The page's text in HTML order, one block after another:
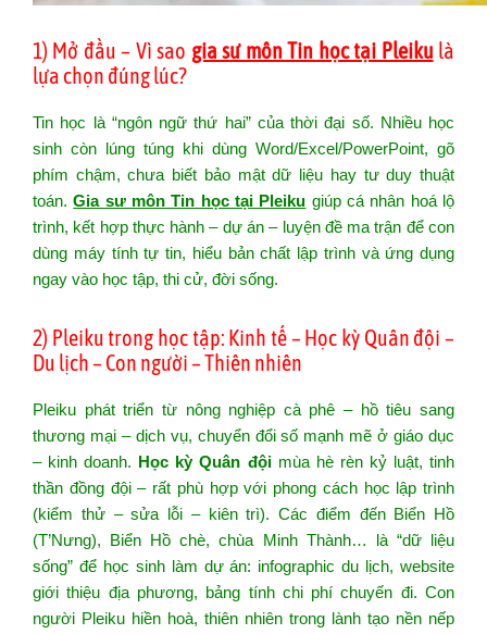
1) Mở đầu – Vì sao gia sư môn Tin học tại Pleiku là
lựa chọn đúng lúc?
Tin học là “ngôn ngữ thứ hai” của thời đại số. Nhiều học
sinh còn lúng túng khi dùng Word/Excel/PowerPoint, gõ
phím chậm, chưa biết bảo mật dữ liệu hay tư duy thuật
toán.Gia sư môn Tin học tại Pleiku giúp cá nhân hoá lộ
trình, kết hợp thực hành – dự án – luyện đề ma trận để con
dùng máy tính tự tin, hiểu bản chất lập trình và ứng dụng
ngay vào học tập, thi cử, đời sống.
2) Pleiku trong học tập: Kinh tế – Học kỳ Quân đội –
Du lịch – Con người – Thiên nhiên
Pleiku phát triển từ nông nghiệp cà phê – hồ tiêu sang
thương mại – dịch vụ, chuyển đổi số mạnh mẽ ở giáo dục
– kinh doanh. Học kỳ Quân độimùa hè rèn kỷ luật, tinh
thần đồng đội – rất phù hợp với phong cách học lập trình
(kiểm thử – sửa lỗi – kiên trì). Các điểm đến Biển Hồ
(T’Nưng), Biển Hồ chè, chùa Minh Thành… là “dữ liệu
sống” để học sinh làm dự án: infographic du lịch, website
giới thiệu địa phương, bảng tính chi phí chuyến đi. Con
người Pleiku hiền hoà, thiên nhiên trong lành tạo nền nếp